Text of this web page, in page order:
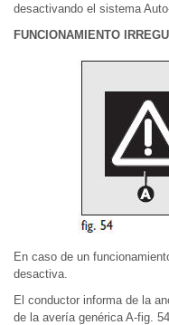
desactivando el sistema
FUNCIONAMIENTO
En caso de un
desactiva.
El conductor informa de la
de la avería genérica A-fig.